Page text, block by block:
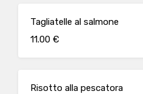
Tagliatelle al salmone
11.00 €
Risotto alla pescatora